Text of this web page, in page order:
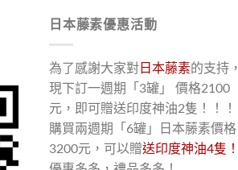
日本藤素優惠活動
為了感謝大家對 日本藤素的支持，
現下訂一週期「3罐」 價格2100
元，即可贈送印度神油2隻！！！
購買兩週期「6罐」日本藤素價格
3200元，可以贈送印度神油4隻！